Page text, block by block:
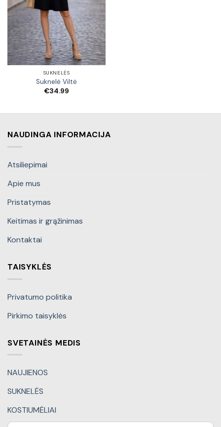
SUKNELĖS
Suknelė Viltė
€34.99
NAUDINGA INFORMACIJA
Atsiliepimai
Apie mus
Pristatymas
Keitimas ir grąžinimas
Kontaktai
TAISYKLĖS
Privatumo politika
Pirkimo taisyklės
SVETAINĖS MEDIS
NAUJIENOS
SUKNELĖS
KOSTIUMĖLIAI